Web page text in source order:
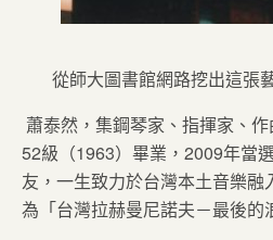
從師大圖書館網路挖出這張
蕭泰然，集鋼琴家、指揮家、
52級（1963）畢業，2009年當
友，一生致力於台灣本土音樂
為「台灣拉赫曼尼諾夫－最後的